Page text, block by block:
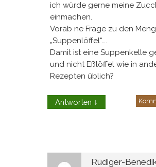
ich würde gerne meine
einmachen.
Vorab ne Frage zu den
„Suppenlöffel“….
Damit ist eine Suppenkelle
und nicht Eßlöffel wie in
Rezepten üblich?
Antworten ↓
Rüdiger-